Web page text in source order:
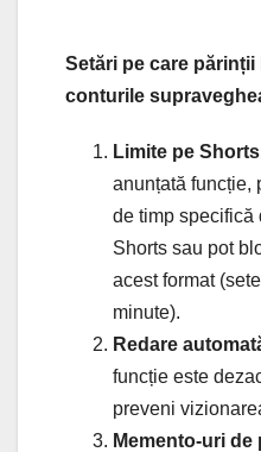
Setări pe care
conturile
Limite pe Shorts
anunțată funcție,
de timp specifică
Shorts sau pot
acest format
minute).
Redare
funcție este
preveni
Memento-uri de